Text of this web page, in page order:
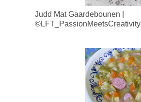
Judd Mat Gaardebounen |
©LFT_PassionMeetsCreativity